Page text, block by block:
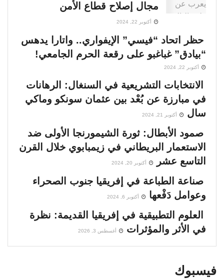
مجال إصلاح قطاع الأمن
أكتوبر 22, 2024
حظر اتحاد “فيسي” الإيفواري.. واتارا يدهس
“بيادق” غباغبو على رقعة الحرم الجامعي!
أكتوبر 22, 2024
الانتخابات التشريعية في السنغال: الرهانات
في مبارزة عن بُعْد بين عثمان سونكو وماكي
سال
أكتوبر 21, 2024
صمود الأبطال: ثورة الشيمورنجا الأولى ضد
الاستعمار البريطاني في زيمبابوي خلال القرن
التاسع عشر
أكتوبر 20, 2024
صناعة الطباعة في إفريقيا جنوب الصحراء
وعوامل دَفْعها
أكتوبر 6, 2024
العلوم التطبيقية في إفريقيا القديمة: نظرة
في الأثر والمؤثرات
أغسطس 3, 2026
فيسبوك